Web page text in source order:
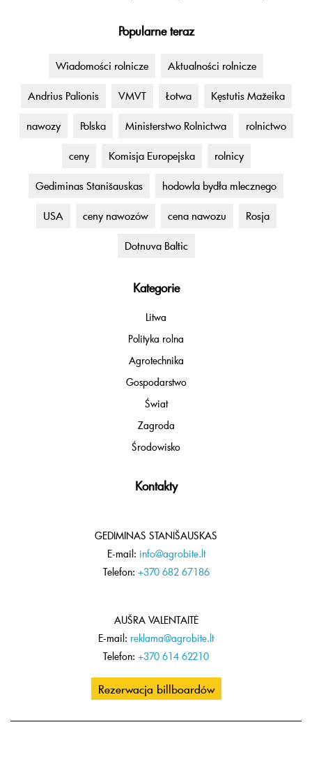
Popularne teraz
Wiadomości rolnicze Aktualności rolnicze
Andrius Palionis VMVT Łotwa Kęstutis Mažeika
nawozy Polska Ministerstwo Rolnictwa rolnictwo
ceny Komisja Europejska rolnicy
Gediminas Stanišauskas hodowla bydła mlecznego
USA ceny nawozów cena nawozu Rosja
Dotnuva Baltic
Kategorie
Litwa
Polityka rolna
Agrotechnika
Gospodarstwo
Świat
Zagroda
Środowisko
Kontakty
GEDIMINAS STANIŠAUSKAS
E-mail: info@agrobite.lt
Telefon: +370 682 67186
AUŠRA VALENTAITĖ
E-mail: reklama@agrobite.lt
Telefon: +370 614 62210
Rezerwacja billboardów